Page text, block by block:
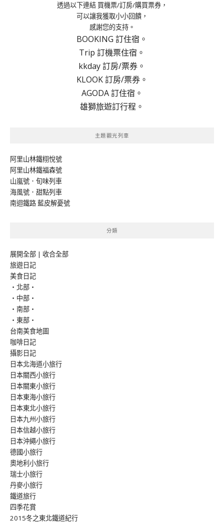
透過以下連結 買機票/訂房/購買票券，
可以讓我獲取小小回饋，
感謝您的支持。
BOOKING 訂住宿。
Trip 訂機票住宿。
kkday 訂房/票券。
KLOOK 訂房/票券。
AGODA 訂住宿。
雄獅旅遊訂行程。
主題觀光列車
阿里山林鐵栩悅號
阿里山林鐵福森號
山嵐號．旬味列車
海風號．甜點列車
南迴鐵路 藍皮解憂號
分類
展開全部 | 收合全部
旅遊日記
美食日記
‧北部‧
‧中部‧
‧南部‧
‧東部‧
台南美食地圖
咖啡日記
攝影日記
日本北海道小旅行
日本關西小旅行
日本關東小旅行
日本東海小旅行
日本東北小旅行
日本九州小旅行
日本信越小旅行
日本沖繩小旅行
德國小旅行
奧地利小旅行
瑞士小旅行
丹麥小旅行
鐵道旅行
四季花賞
2015冬之東北鐵道紀行